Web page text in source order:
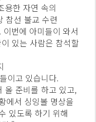
용한 자연 속의
참선 불교 수련
번에 아미들이 와서
있는 사람은 참석할
이고 있습니다.
올 준비를 하고 있고,
에서 싱잉볼 명상을
있도록 하기 위해